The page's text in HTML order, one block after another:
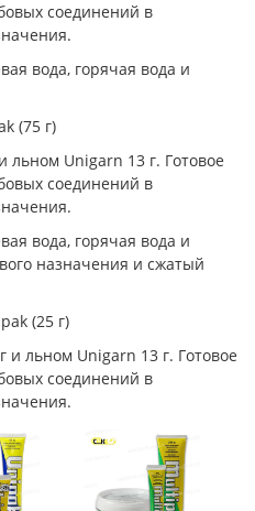
соединений в
вода, горячая вода и
(75 г)
льном Unigarn 13 г. Готовое
соединений в
вода, горячая вода и
назначения и сжатый
(25 г)
и льнoм Unigarn 13 г. Гoтoвoe
сoeдинeний в